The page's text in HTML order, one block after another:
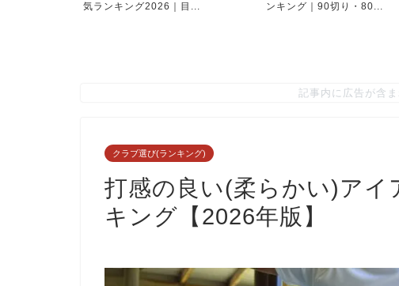
気ランキング2026｜目...
ンキング｜90切り・80...
記事内に広告が含ま
クラブ選び(ランキング)
打感の良い(柔らかい)アイ
キング【2026年版】